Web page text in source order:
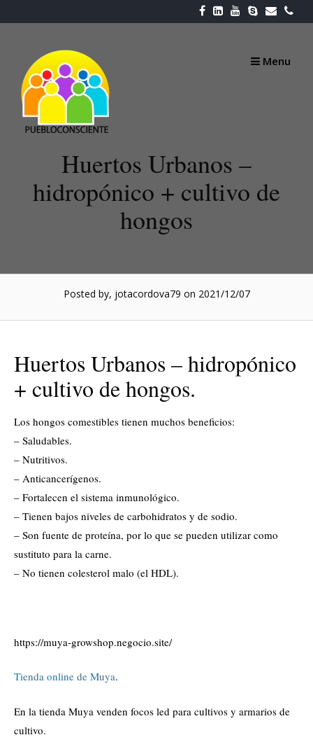
to
Menu
Huertos Urbanos –
hidropónico + cultivo de
hongos
Posted by, jotacordova79 on 2021/12/07
Huertos Urbanos – hidropónico
+ cultivo de hongos.
Los hongos comestibles tienen muchos beneficios:
– Saludables.
– Nutritivos.
– Anticancerígenos.
– Fortalecen el sistema inmunológico.
– Tienen bajos niveles de carbohidratos y de sodio.
– Son fuente de proteína, por lo que se pueden utilizar como
sustituto para la carne.
– No tienen colesterol malo (el HDL).
https://muya-growshop.negocio.site/
Tienda online de Muya.
En la tienda Muya venden focos led para cultivos y armarios de
cultivo.